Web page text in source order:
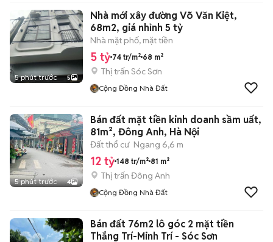
5 phút trước 5
Nhà mới xây đường Võ Văn Kiệt,
68m2, giá nhỉnh 5 tỷ
Nhà mặt phố, mặt tiền
5 tỷ 74 tr/m² 68 m²
Thị trấn Sóc Sơn
Cộng Đồng Nhà Đất
5 phút trước 4
Bán đất mặt tiền kinh doanh sầm uất,
81m², Đông Anh, Hà Nội
Đất thổ cư Ngang 6,6 m
12 tỷ 148 tr/m² 81 m²
Thị trấn Đông Anh
Cộng Đồng Nhà Đất
Bán đất 76m2 lô góc 2 mặt tiền
Thắng Trí-Minh Trí - Sóc Sơn